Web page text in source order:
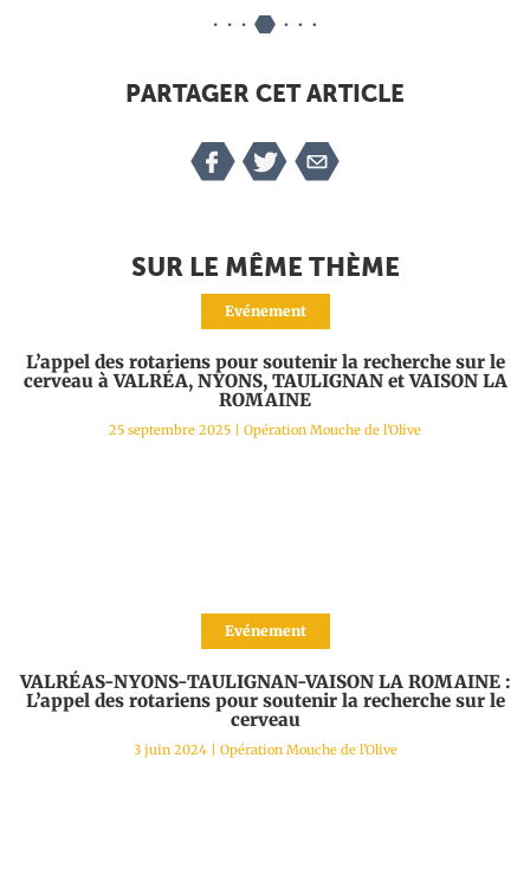
PARTAGER CET ARTICLE
SUR LE MÊME THÈME
Evénement
L’appel des rotariens pour soutenir la recherche sur le
cerveau à VALRÉA, NYONS, TAULIGNAN et VAISON LA
ROMAINE
25 septembre 2025 | Opération Mouche de l'Olive
Evénement
VALRÉAS-NYONS-TAULIGNAN-VAISON LA ROMAINE :
L’appel des rotariens pour soutenir la recherche sur le
cerveau
3 juin 2024| Opération Mouche de l'Olive